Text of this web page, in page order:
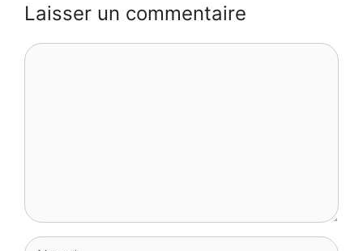
Laisser un commentaire
Commentaire
Nom